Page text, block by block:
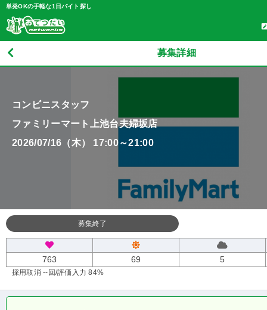
単発OKの手軽な1日バイト探し
募集詳細
コンビニスタッフ
ファミリーマート上池台夫婦坂店
2026/07/16（木） 17:00～21:00
募集終了
763 69 5
採用取消 --回/評価入力 84%